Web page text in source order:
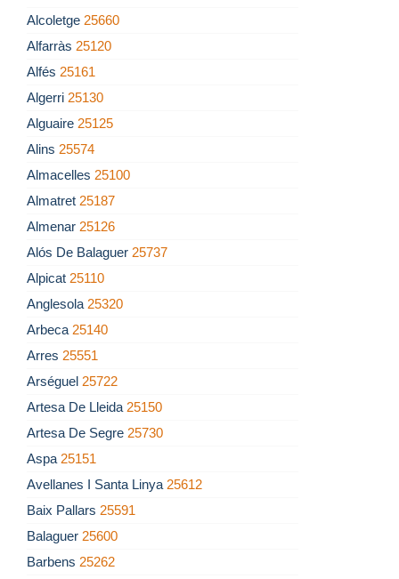
Alcoletge 25660
Alfarràs 25120
Alfés 25161
Algerri 25130
Alguaire 25125
Alins 25574
Almacelles 25100
Almatret 25187
Almenar 25126
Alós De Balaguer 25737
Alpicat 25110
Anglesola 25320
Arbeca 25140
Arres 25551
Arséguel 25722
Artesa De Lleida 25150
Artesa De Segre 25730
Aspa 25151
Avellanes I Santa Linya 25612
Baix Pallars 25591
Balaguer 25600
Barbens 25262